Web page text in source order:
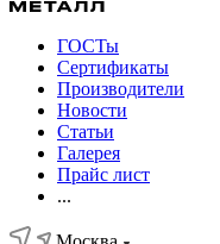
ГОСТы
Сертификаты
Производители
Новости
Статьи
Галерея
Прайс лист
...